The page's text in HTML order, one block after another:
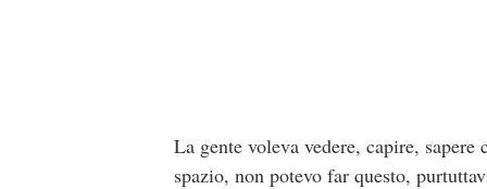
La gente voleva vedere, capire,
spazio, non potevo far questo,